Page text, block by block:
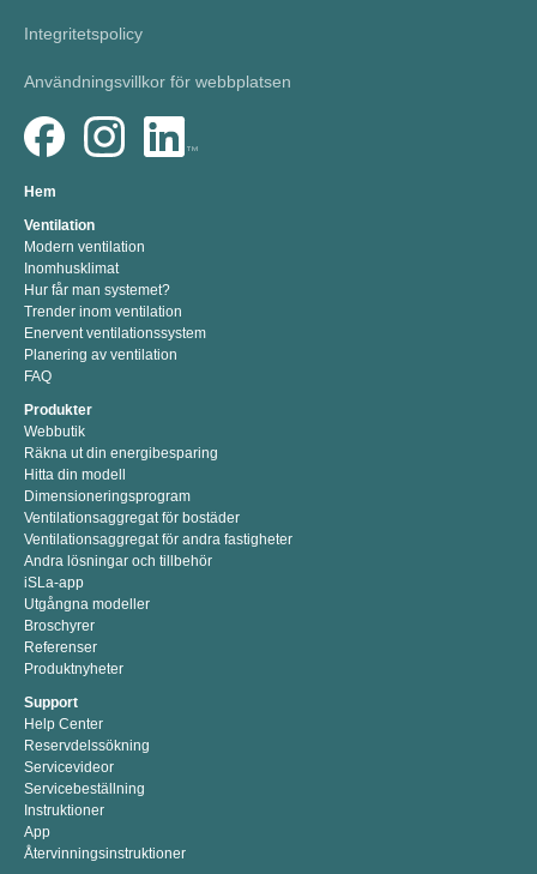
Integritetspolicy
Användningsvillkor för webbplatsen
Hem
Ventilation
Modern ventilation
Inomhusklimat
Hur får man systemet?
Trender inom ventilation
Enervent ventilationssystem
Planering av ventilation
FAQ
Produkter
Webbutik
Räkna ut din energibesparing
Hitta din modell
Dimensioneringsprogram
Ventilationsaggregat för bostäder
Ventilationsaggregat för andra fastigheter
Andra lösningar och tillbehör
iSLa-app
Utgångna modeller
Broschyrer
Referenser
Produktnyheter
Support
Help Center
Reservdelssökning
Servicevideor
Servicebeställning
Instruktioner
App
Återvinningsinstruktioner